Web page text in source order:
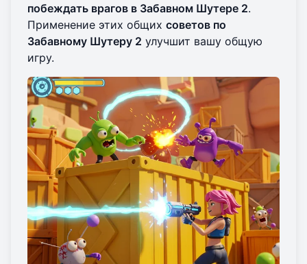
побеждать врагов в Забавном Шутере 2.
Применение этих общих советов по
Забавному Шутеру 2 улучшит вашу общую
игру.